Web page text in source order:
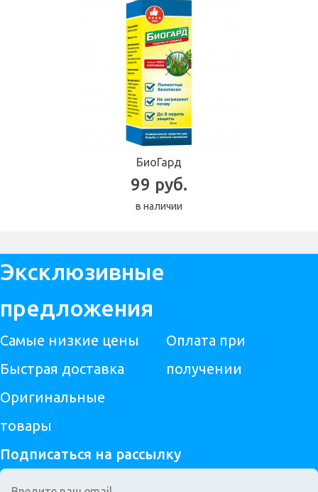
БиоГард
99 руб.
в наличии
Эксклюзивные
предложения
Самые низкие цены
Быстрая доставка
Оригинальные
товары
Оплата при
получении
Подписаться на рассылку